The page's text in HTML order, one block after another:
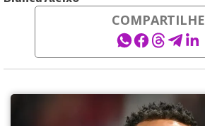
COMPARTILHE